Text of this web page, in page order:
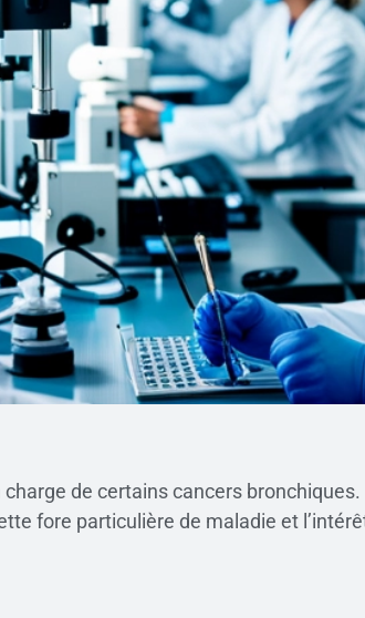
de certains cancers bronchiques.
fore particulière de maladie et